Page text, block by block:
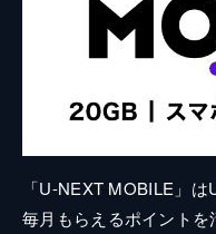
「U-NEXT MOBILE」
毎月もらえるポイント